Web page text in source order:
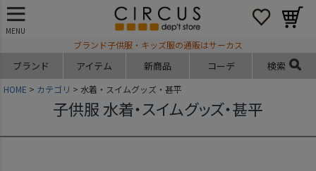
MENU
ブランド子供服・キッズ服の通販はサーカス
ブランド アイテム 新商品 コーデ 検索
HOME カテゴリ 水着・スイムグッズ・甚平
子供服 水着・スイムグッズ・甚平